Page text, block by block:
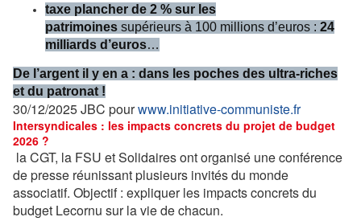
taxe plancher de 2 % sur les
patrimoines supérieurs à 100 millions d’euros : 24
milliards d’euros…
De l’argent il y en a : dans les poches des ultra-riches
et du patronat !
30/12/2025 JBC pourwww.initiative-communiste.fr
Intersyndicales : les impacts concrets du projet de budget
2026 ?
la CGT, la FSU et Solidaires ont organisé une conférence
de presse réunissant plusieurs invités du monde
associatif. Objectif : expliquer les impacts concrets du
budget Lecornu sur la vie de chacun.